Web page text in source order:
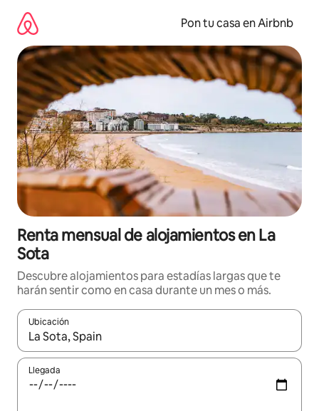
contenido
Pon tu casa en Airbnb
Renta mensual de alojamientos en La
Sota
Descubre alojamientos para estadías largas que te
harán sentir como en casa durante un mes o más.
Ubicación
Cuando los resultados estén disponibles, navega con las
Llegada